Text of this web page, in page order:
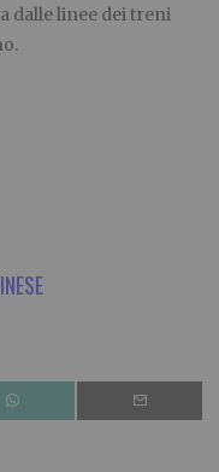
dalle linee dei treni